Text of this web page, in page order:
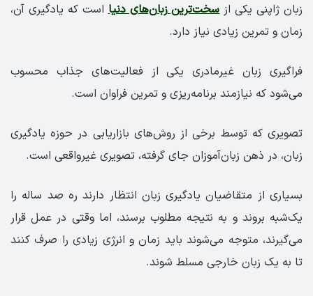
زبان ژاپنی یکی ازسخت‌ترین زبان‌های دنیااست که یادگیری آن،
زمان و تمرین زیادی نیاز دارد.
فراگیری زبان غیرمادری یکی از فعالیت‌های جذاب محسوب
می‌شود که نیازمند برنامه‌ریزی و تمرین فراوان است.
تصویری که توسط برخی از روش‌های بازاریابی در حوزه یادگیری
زبان، در ذهن زبان‌آموزان جای گرفته‌، تصویری غیرواقعی است.
بسیاری از متقاضیان یادگیری زبان انتظار دارند ره صد ساله را
یک‌شبه بروند و به نتیجه مطلوب برسند، اما وقتی در عمل قرار
می‌گیرند، متوجه می‌شوند باید زمان و انرژی زیادی را صرف کنند
تا به یک زبان خارجی مسلط شوند.